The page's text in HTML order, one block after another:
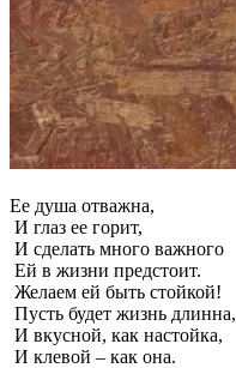
Ее душа отважна,
И глаз ее горит,
И сделать много важного
Ей в жизни предстоит.
Желаем ей быть стойкой!
Пусть будет жизнь длинна,
И вкусной, как настойка,
И клевой – как она.